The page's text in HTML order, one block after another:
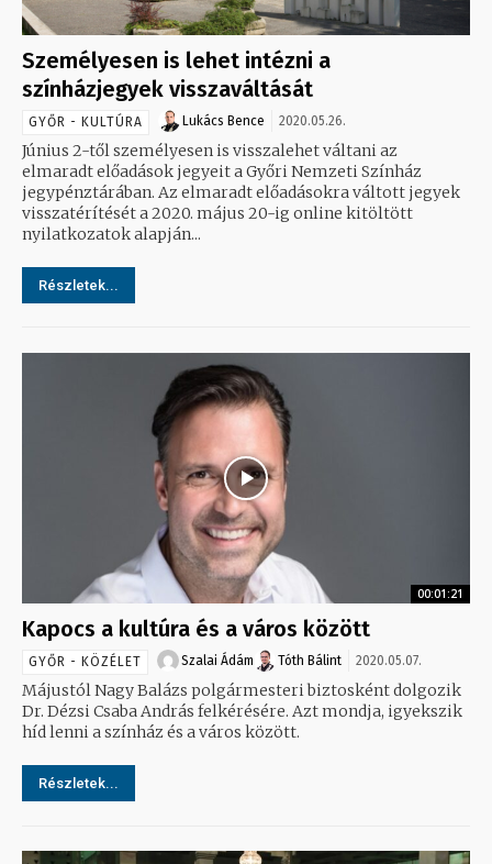
Személyesen is lehet intézni a
színházjegyek visszaváltását
GYŐR - KULTÚRA Lukács Bence 2020.05.26.
Június 2-től személyesen is visszalehet váltani az
elmaradt előadások jegyeit a Győri Nemzeti Színház
jegypénztárában. Az elmaradt előadásokra váltott jegyek
visszatérítését a 2020. május 20-ig online kitöltött
nyilatkozatok alapján...
Részletek...
00:01:21
Kapocs a kultúra és a város között
GYŐR - KÖZÉLET Szalai Ádám Tóth Bálint 2020.05.07.
Májustól Nagy Balázs polgármesteri biztosként dolgozik
Dr. Dézsi Csaba András felkérésére. Azt mondja, igyekszik
híd lenni a színház és a város között.
Részletek...